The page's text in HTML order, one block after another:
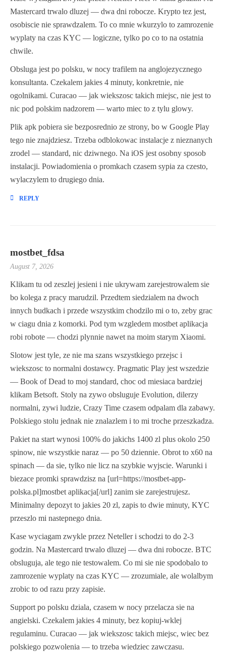
Mastercard trwalo dluzej — dwa dni robocze. Krypto tez jest,
osobiscie nie sprawdzalem. To co mnie wkurzylo to zamrozenie
wyplaty na czas KYC — logiczne, tylko po co to na ostatnia
chwile.
Obsluga jest po polsku, w nocy trafilem na anglojezycznego
konsultanta. Czekalem jakies 4 minuty, konkretnie, nie
ogolnikami. Curacao — jak wiekszosc takich miejsc, nie jest to
nic pod polskim nadzorem — warto miec to z tylu glowy.
Plik apk pobiera sie bezposrednio ze strony, bo w Google Play
tego nie znajdziesz. Trzeba odblokowac instalacje z nieznanych
zrodel — standard, nic dziwnego. Na iOS jest osobny sposob
instalacji. Powiadomienia o promkach czasem sypia za czesto,
wylaczylem to drugiego dnia.
REPLY
mostbet_fdsa
August 7, 2026
Klikam tu od zeszlej jesieni i nie ukrywam zarejestrowalem sie
bo kolega z pracy marudzil. Przedtem siedzialem na dwoch
innych budkach i przede wszystkim chodzilo mi o to, zeby grac
w ciagu dnia z komorki. Pod tym wzgledem mostbet aplikacja
robi robote — chodzi plynnie nawet na moim starym Xiaomi.
Slotow jest tyle, ze nie ma szans wszystkiego przejsc i
wiekszosc to normalni dostawcy. Pragmatic Play jest wszedzie
— Book of Dead to moj standard, choc od miesiaca bardziej
klikam Betsoft. Stoly na zywo obsluguje Evolution, dilerzy
normalni, zywi ludzie, Crazy Time czasem odpalam dla zabawy.
Polskiego stolu jednak nie znalazlem i to mi troche przeszkadza.
Pakiet na start wynosi 100% do jakichs 1400 zl plus okolo 250
spinow, nie wszystkie naraz — po 50 dziennie. Obrot to x60 na
spinach — da sie, tylko nie licz na szybkie wyjscie. Warunki i
biezace promki sprawdzisz na [url=https://mostbet-app-
polska.pl]mostbet aplikacja[/url] zanim sie zarejestrujesz.
Minimalny depozyt to jakies 20 zl, zapis to dwie minuty, KYC
przeszlo mi nastepnego dnia.
Kase wyciagam zwykle przez Neteller i schodzi to do 2-3
godzin. Na Mastercard trwalo dluzej — dwa dni robocze. BTC
obsluguja, ale tego nie testowalem. Co mi sie nie spodobalo to
zamrozenie wyplaty na czas KYC — zrozumiale, ale wolalbym
zrobic to od razu przy zapisie.
Support po polsku dziala, czasem w nocy przelacza sie na
angielski. Czekalem jakies 4 minuty, bez kopiuj-wklej
regulaminu. Curacao — jak wiekszosc takich miejsc, wiec bez
polskiego pozwolenia — to trzeba wiedziec zawczasu.